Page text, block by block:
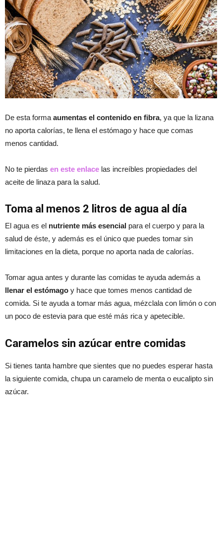
De esta forma aumentas el contenido en fibra, ya que la lizana
no aporta calorías, te llena el estómago y hace que comas
menos cantidad.
No te pierdas en este enlace las increíbles propiedades del
aceite de linaza para la salud.
Toma al menos 2 litros de agua al día
El agua es el nutriente más esencial para el cuerpo y para la
salud de éste, y además es el único que puedes tomar sin
limitaciones en la dieta, porque no aporta nada de calorías.
Tomar agua antes y durante las comidas te ayuda además a
llenar el estómago y hace que tomes menos cantidad de
comida. Si te ayuda a tomar más agua, mézclala con limón o con
un poco de estevia para que esté más rica y apetecible.
Caramelos sin azúcar entre comidas
Si tienes tanta hambre que sientes que no puedes esperar hasta
la siguiente comida, chupa un caramelo de menta o eucalipto sin
azúcar.